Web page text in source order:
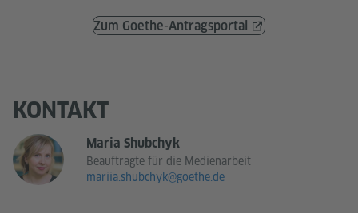
Zum Goethe-Antragsportal
KONTAKT
Maria Shubchyk
Beauftragte für die Medienarbeit
mariia.shubchyk@goethe.de